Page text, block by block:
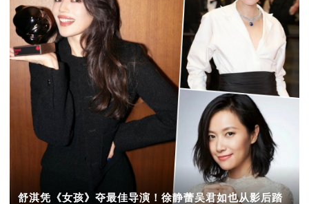
舒淇凭《女孩》夺最佳导演！徐静蕾吴君如也从影后踏